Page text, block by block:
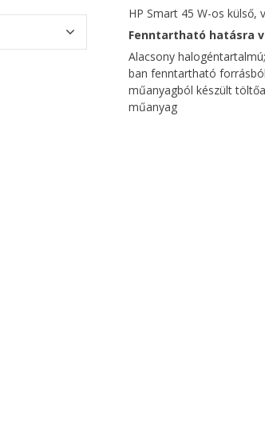
HP Smart 45 W-os külső,
Fenntartható hatásra
Alacsony
ban fenntartható
műanyagból készült
műanyag